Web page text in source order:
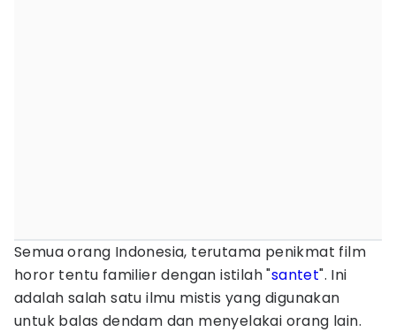
Semua orang Indonesia, terutama penikmat film
horor tentu familier dengan istilah "santet". Ini
adalah salah satu ilmu mistis yang digunakan
untuk balas dendam dan menyelakai orang lain.